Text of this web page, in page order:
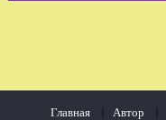
Главная Автор